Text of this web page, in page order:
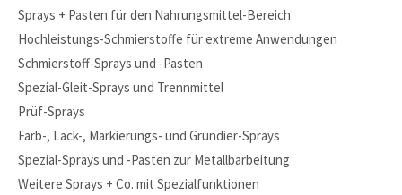
Sprays + Pasten für den Nahrungsmittel-Bereich
Hochleistungs-Schmierstoffe für extreme Anwendungen
Schmierstoff-Sprays und -Pasten
Spezial-Gleit-Sprays und Trennmittel
Prüf-Sprays
Farb-, Lack-, Markierungs- und Grundier-Sprays
Spezial-Sprays und -Pasten zur Metallbarbeitung
Weitere Sprays + Co. mit Spezialfunktionen